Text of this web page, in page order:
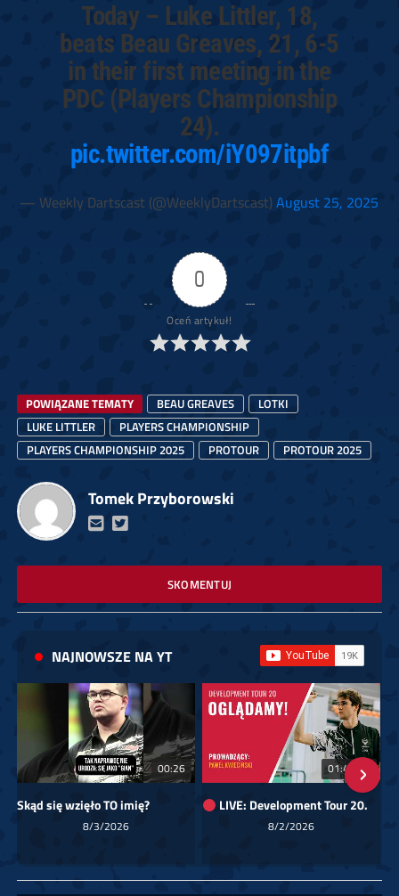
Today – Luke Littler, 18,
beats Beau Greaves, 21, 6-5
in their first meeting in the
PDC (Players Championship
24).
pic.twitter.com/iY097itpbf
— Weekly Dartscast (@WeeklyDartscast)August 25, 2025
0
Oceń artykuł!
POWIĄZANE TEMATY BEAU GREAVES
LOTKI
LUKE LITTLER
PLAYERS CHAMPIONSHIP
PLAYERS CHAMPIONSHIP 2025
PROTOUR PROTOUR 2025
Tomek Przyborowski
SKOMENTUJ
NAJNOWSZE NA YT
00:26
Skąd się wzięło TO imię?
8/3/2026
01:40:24
LIVE: Development Tour 20.
8/2/2026